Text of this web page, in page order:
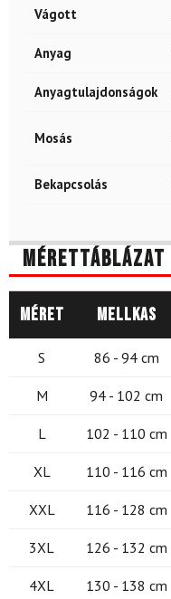
Vágott
Anyag
Anyagtulajdonságok
Mosás
Bekapcsolás
Mérettáblázat
Méret Mellkas
S 86 - 94 cm
M 94 - 102 cm
L 102 - 110 cm
XL 110 - 116 cm
XXL 116 - 128 cm
3XL 126 - 132 cm
4XL 130 - 138 cm